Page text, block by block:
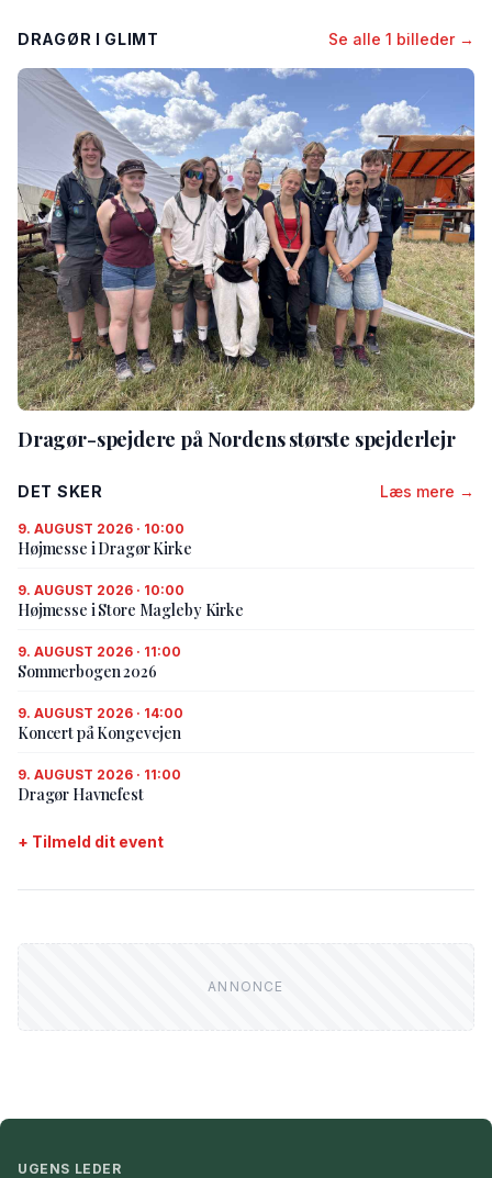
DRAGØR I GLIMT Se alle 1 billeder →
Dragør-spejdere på Nordens største spejderlejr
DET SKER Læs mere →
9. AUGUST 2026 · 10:00
Højmesse i Dragør Kirke
9. AUGUST 2026 · 10:00
Højmesse i Store Magleby Kirke
9. AUGUST 2026 · 11:00
Sommerbogen 2026
9. AUGUST 2026 · 14:00
Koncert på Kongevejen
9. AUGUST 2026 · 11:00
Dragør Havnefest
+ Tilmeld dit event
UGENS LEDER